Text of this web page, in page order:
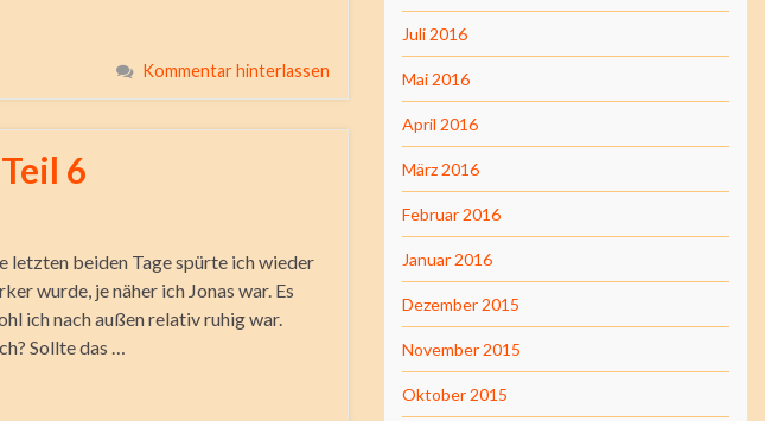
Kommentar hinterlassen
6
letzten beiden Tage spürte ich wieder
wurde, je näher ich Jonas war. Es
ich nach außen relativ ruhig war.
Sollte das …
Juli 2016
Mai 2016
April 2016
März 2016
Februar 2016
Januar 2016
Dezember 2015
November 2015
Oktober 2015